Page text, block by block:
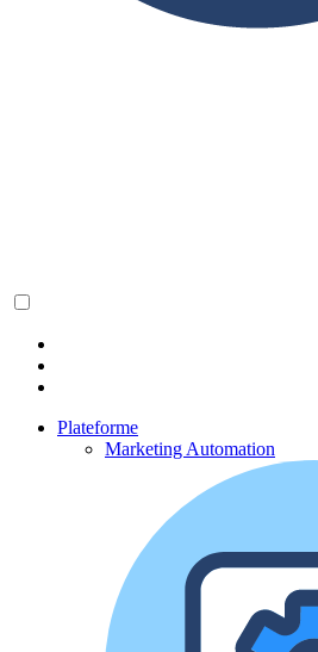
Plateforme
Marketing Automation